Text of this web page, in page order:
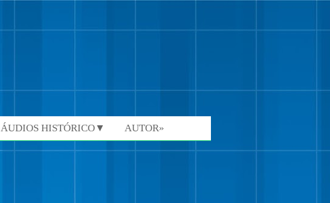
ÁUDIOS HISTÓRICO▼ AUTOR»